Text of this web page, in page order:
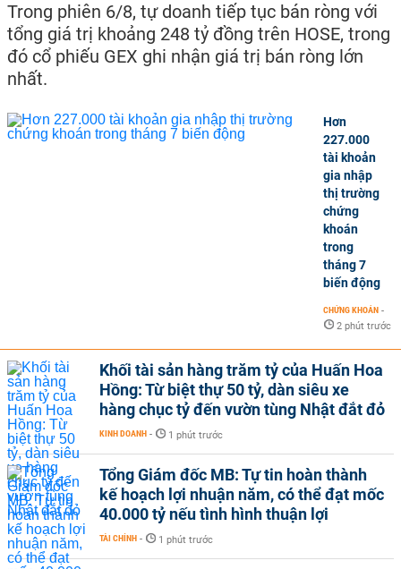
Trong phiên 6/8, tự doanh tiếp tục bán ròng với
tổng giá trị khoảng 248 tỷ đồng trên HOSE, trong
đó cổ phiếu GEX ghi nhận giá trị bán ròng lớn
nhất.
Hơn
227.000
tài khoản
gia nhập
thị trường
chứng
khoán
trong
tháng 7
biến động
CHỨNG KHOÁN -
2 phút trước
Khối tài sản hàng trăm tỷ của Huấn Hoa
Hồng: Từ biệt thự 50 tỷ, dàn siêu xe
hàng chục tỷ đến vườn tùng Nhật đắt đỏ
KINH DOANH - 1 phút trước
Tổng Giám đốc MB: Tự tin hoàn thành
kế hoạch lợi nhuận năm, có thể đạt mốc
40.000 tỷ nếu tình hình thuận lợi
TÀI CHÍNH - 1 phút trước